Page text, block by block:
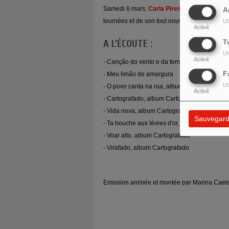
Activé
Activé
Activé
Samedi 6 mars, Carla Pires
nous a parlé
tournées et de son tout nouvel album qui
A L'ÉCOUTE :
- Canção do vento e da terra
- Meu limão de amargura
- O povo canta na rua, album Aqui
- Cartografado, album Cartografado
- Vida nova, album Cartografado
- Ta bouche aux lèvres d'or, album
- Voar alto, album Cartografado
- Virafado, album Cartografado
Emission animée et montée par Marina